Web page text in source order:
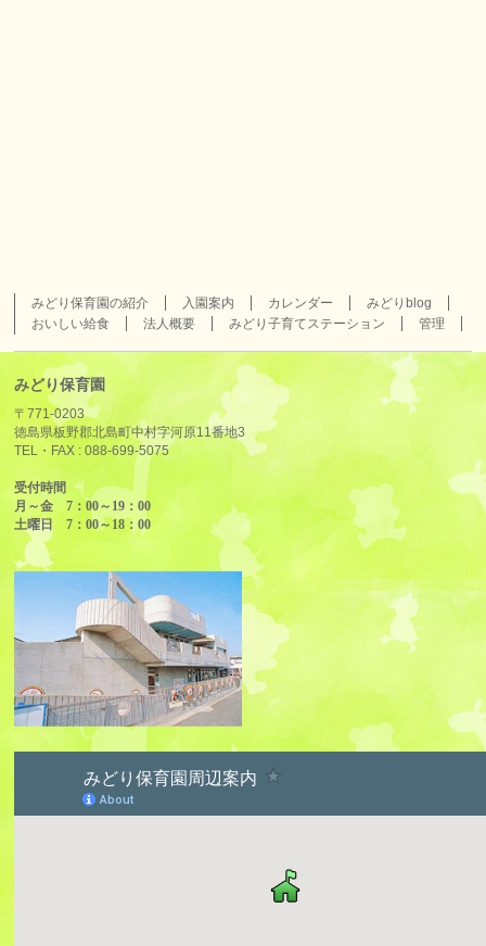
みどり保育園の紹介 入園案内 カレンダー
みどりblog
おいしい給食
法人概要 みどり子育てステーション 管理
みどり保育園
〒771-0203
徳島県板野郡北島町中村字河原11番地3
TEL・FAX :088-699-5075
受付時間
月～金 7：00～19：00
土曜日 7：00～18：00